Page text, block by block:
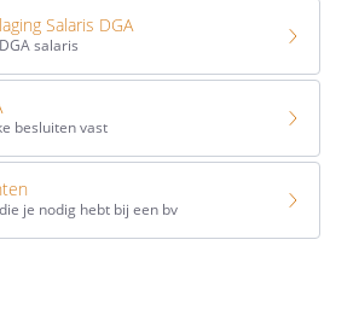
Salaris DGA
salaris
besluiten vast
je nodig hebt bij een bv